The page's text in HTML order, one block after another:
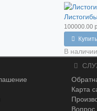
100000.00
Купить
В наличии
Карта
Вопрос